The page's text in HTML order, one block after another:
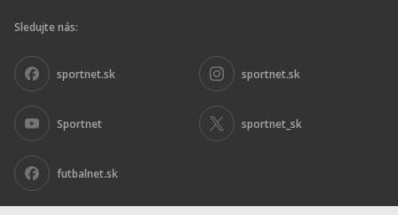
Sledujte nás:
sportnet.sk sportnet.sk
Sportnet sportnet_sk
futbalnet.sk